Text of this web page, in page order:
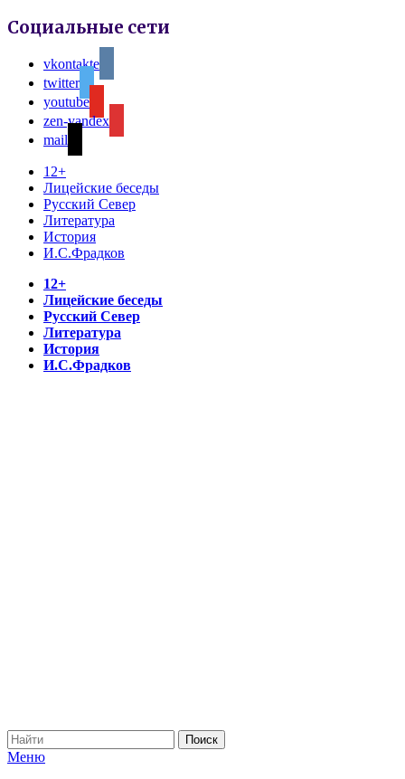
Социальные сети
vkontakte
twitter
youtube
zen-yandex
mail
12+
Лицейские беседы
Русский Север
Литература
История
И.С.Фрадков
12+
Лицейские беседы
Русский Север
Литература
История
И.С.Фрадков
Меню